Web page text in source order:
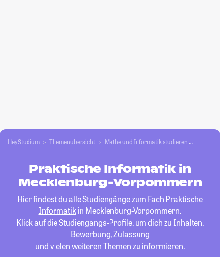
HeyStudium Themenübersicht Mathe und Informatik studieren
Praktische Informatik in
Mecklenburg-Vorpommern
Hier findest du alle Studiengänge zum Fach Praktische
Informatikin Mecklenburg-Vorpommern.
Klick auf die Studiengangs-Profile, um dich zu Inhalten,
Bewerbung, Zulassung
und vielen weiteren Themen zu informieren.